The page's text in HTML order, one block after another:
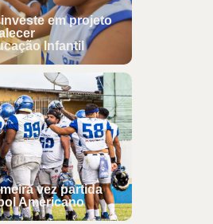
em projeto
Infantil
vez partida
Americano